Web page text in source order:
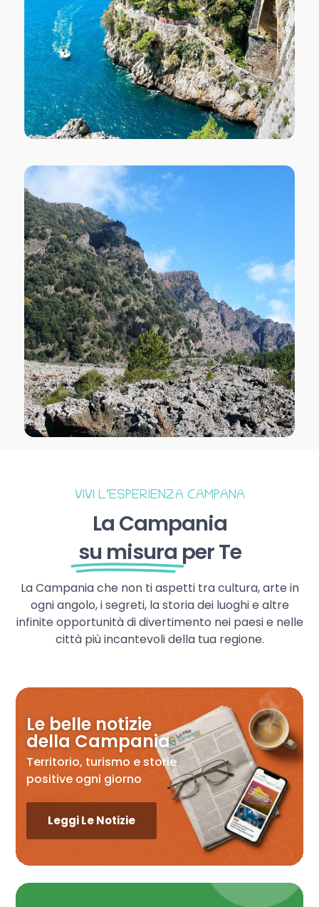
VIVI L’ESPERIENZA CAMPANA
La Campania
su misura per Te
La Campania che non ti aspetti tra cultura, arte in
ogni angolo, i segreti, la storia dei luoghi e altre
infinite opportunità di divertimento nei paesi e nelle
città più incantevoli della tua regione.
Le belle notizie
della Campania
Territorio, turismo e storie
positive ogni giorno
Leggi Le Notizie